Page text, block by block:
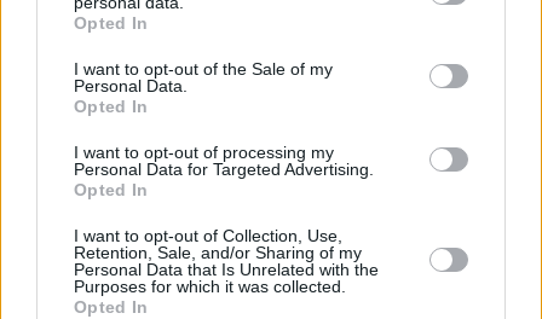
grant or deny consent to Google and its third-party tags to
use your data for below specified purposes in below Google
consent section.
Opted In
I want to opt-out of the Sale of my
Personal Data.
Opted In
I want to opt-out of processing my
Personal Data for Targeted Advertising.
Opted In
I want to opt-out of Collection, Use,
Retention, Sale, and/or Sharing of my
Personal Data that Is Unrelated with the
Purposes for which it was collected.
Opted In
Το μενού της ημέρας - Τι τρώμε σήμερα Σάββατο
(8/8/2026)
Στο χαμηλότερο επίπεδο της δεκαετίας η αποψίλωση
στον Αμαζόνιο, μειώθηκε κατά 37% σε έναν χρόνο
ΔΕΙΤΕ ΟΛΕΣ ΤΙΣ ΕΙΔΗΣΕΙΣ